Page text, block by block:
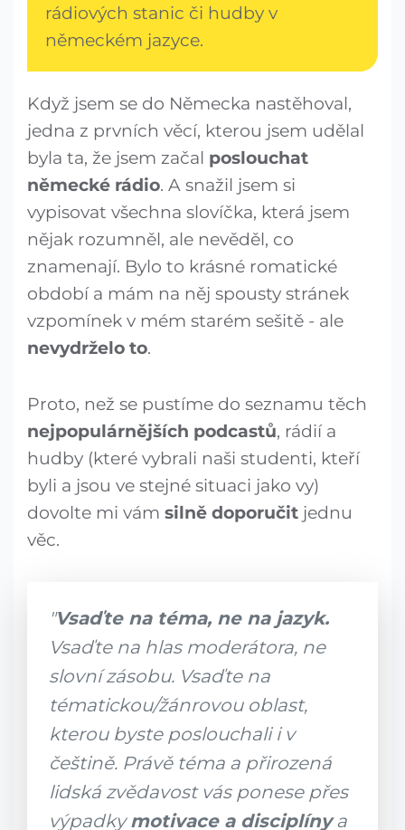
rádiových stanic či hudby v
německém jazyce.
Když jsem se do Německa nastěhoval,
jedna z prvních věcí, kterou jsem udělal
byla ta, že jsem začal poslouchat
německé rádio. A snažil jsem si
vypisovat všechna slovíčka, která jsem
nějak rozumněl, ale nevěděl, co
znamenají. Bylo to krásné romatické
období a mám na něj spousty stránek
vzpomínek v mém starém sešitě - ale
nevydrželo to.
Proto, než se pustíme do seznamu těch
nejpopulárnějších podcastů, rádií a
hudby (které vybrali naši studenti, kteří
byli a jsou ve stejné situaci jako vy)
dovolte mi vám silně doporučit jednu
věc.
"Vsaďte na téma, ne na jazyk.
Vsaďte na hlas moderátora, ne
slovní zásobu. Vsaďte na
tématickou/žánrovou oblast,
kterou byste poslouchali i v
češtině. Právě téma a přirozená
lidská zvědavost vás ponese přes
výpadkymotivace a disciplínya